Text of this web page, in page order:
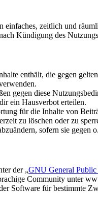
zeitlich und
Kündigung des
enthält, die gegen
gegen diese
ein Hausverbot erteilen.
für die Inhalte von
zu löschen oder zu
sofern sie
der „GNU General Public
Community unter
Software für bestimmte